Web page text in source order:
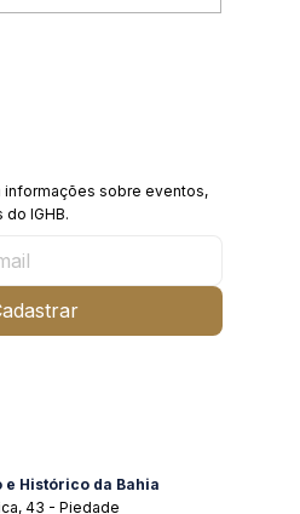
sobre eventos,
IGHB.
Histórico da Bahia
43 - Piedade